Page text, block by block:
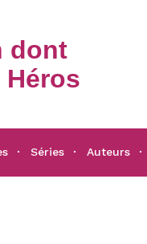
dont
Héros
Séries Auteurs